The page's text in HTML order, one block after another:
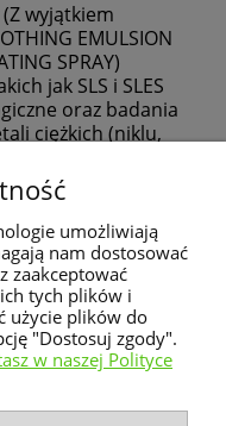
wyjątkiem
EMULSION
SPRAY)
jak SLS i SLES
oraz badania
ciężkich (niklu,
skóry
podane
umożliwiają
nam dostosować
zaakceptować
tych plików i
użycie plików do
"Dostosuj zgody".
w naszej Polityce